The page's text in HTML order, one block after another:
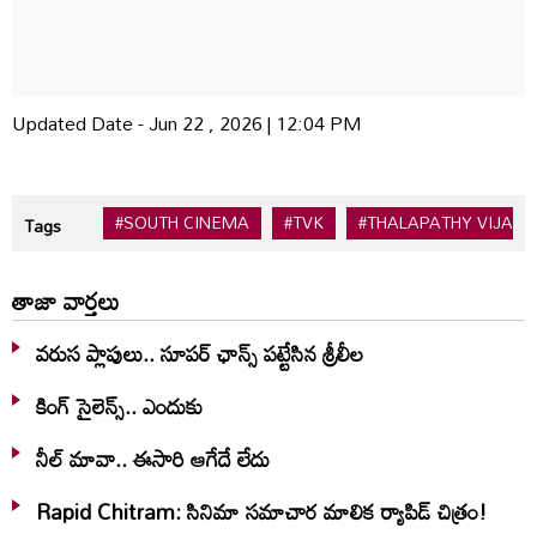
Updated Date - Jun 22 , 2026 | 12:04 PM
Tags #SOUTH CINEMA #TVK #THALAPATHY VIJAY
తాజా వార్తలు
వరుస ప్లాపులు.. సూపర్ ఛాన్స్ పట్టేసిన శ్రీలీల
కింగ్ సైలెన్స్.. ఎందుకు
నీల్ మావా.. ఈసారి ఆగేదే లేదు
Rapid Chitram: సినిమా సమాచార మాలిక ర్యాపిడ్ చిత్రం!